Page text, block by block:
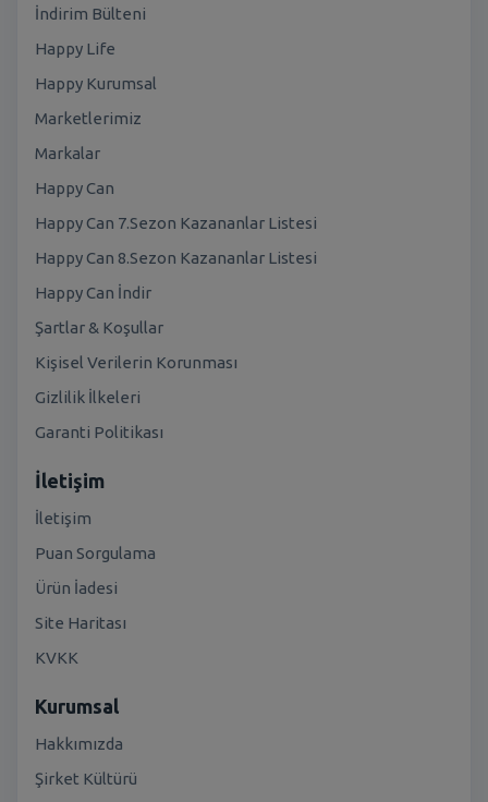
İndirim Bülteni
Happy Life
Happy Kurumsal
Marketlerimiz
Markalar
Happy Can
Happy Can 7.Sezon Kazananlar Listesi
Happy Can 8.Sezon Kazananlar Listesi
Happy Can İndir
Şartlar & Koşullar
Kişisel Verilerin Korunması
Gizlilik İlkeleri
Garanti Politikası
İletişim
İletişim
Puan Sorgulama
Ürün İadesi
Site Haritası
KVKK
Kurumsal
Hakkımızda
Şirket Kültürü